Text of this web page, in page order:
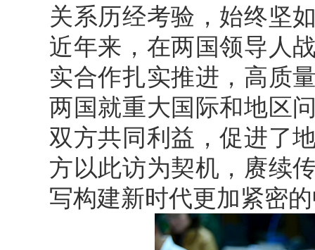
关系历经考验，始终坚
近年来，在两国领导人
实合作扎实推进，高质
两国就重大国际和地区
双方共同利益，促进了
方以此访为契机，赓续
写构建新时代更加紧密